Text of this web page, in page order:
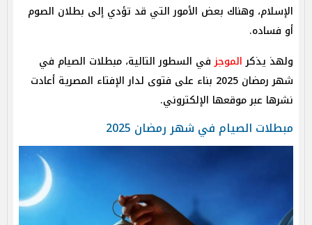
الإسلام، وهناك بعض الأمور التي قد تؤدي إلى بطلان الصوم
أو فساده.
ولهذ يذكرالموجزفي السطور التالية، مبطلات الصيام في
شهر رمضان 2025 بناء على فتوى لدار الإفتاء المصرية أعادت
نشرها عبر موقعها الإلكتروني.
مبطلات الصيام في شهر رمضان 2025